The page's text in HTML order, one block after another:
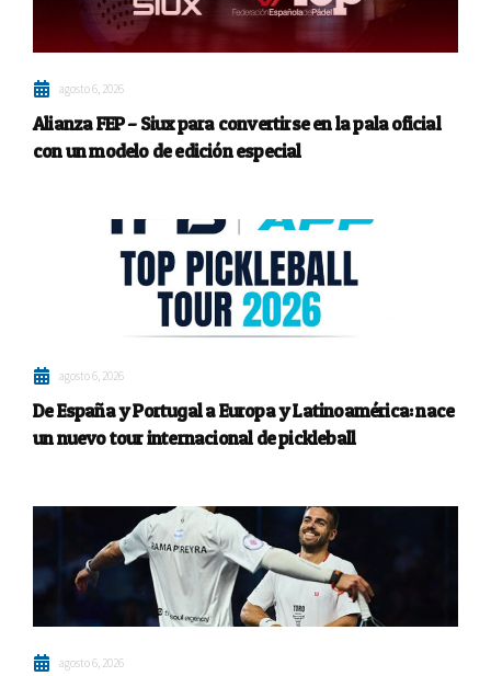
agosto 6, 2026
Alianza FEP – Siux para convertirse en la pala oficial
con un modelo de edición especial
agosto 6, 2026
De España y Portugal a Europa y Latinoamérica: nace
un nuevo tour internacional de pickleball
agosto 6, 2026